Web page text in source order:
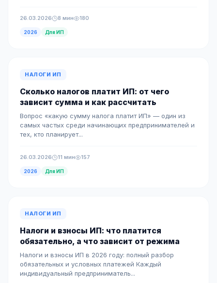
26.03.2026 8 мин 180
2026 Для ИП
НАЛОГИ ИП
Сколько налогов платит ИП: от чего
зависит сумма и как рассчитать
Вопрос «какую сумму налога платит ИП» — один из
самых частых среди начинающих предпринимателей и
тех, кто планирует...
26.03.2026 11 мин 157
2026 Для ИП
НАЛОГИ ИП
Налоги и взносы ИП: что платится
обязательно, а что зависит от режима
Налоги и взносы ИП в 2026 году: полный разбор
обязательных и условных платежей Каждый
индивидуальный предприниматель...